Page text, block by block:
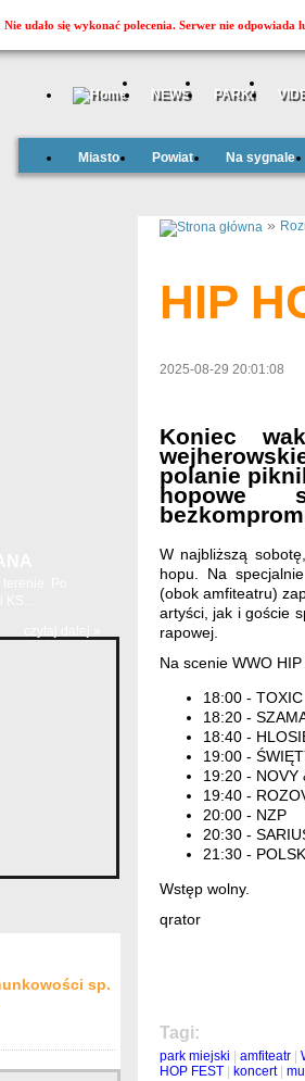
NEWS PARKI
Miasto Powiat Na sygnale
Po
sp.
»
HIP
2025-08-29 20:01:08
Koniec
polanie
hopowe
W najbliższą
hopu. Na
(obok amfiteatru)
artyści, jak i goście
rapowej.
Na scenie WWO
18:00 - TOXIC
18:20 -
18:40 -
19:00 -
19:20 - NOVY
19:40 -
20:00 - NZP
20:30 -
21:30 -
Wstęp wolny.
qrator
Tagi:
park miejski amfiteatr|
HOP FEST| koncert|
Nie udało się wykonać polecenia. Serwer nie odpowiada